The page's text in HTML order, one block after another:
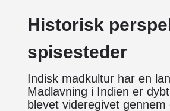
Historisk
spisesteder
Indisk madkultur har en
Madlavning i Indien er
blevet videregivet